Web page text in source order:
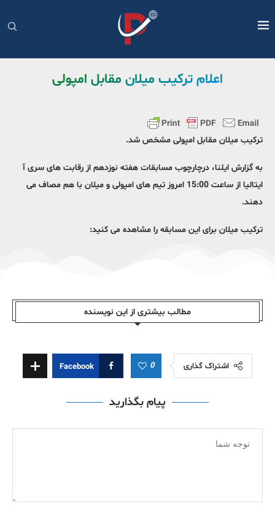
اعلام ترکیب میلان مقابل امپولی
ترکیب میلان مقابل امپولی مشخص شد.
به گزارش ایلنا، درچارچوب مسابقات هفته نوزدهم از رقابت های سری آ
ایتالیا از ساعت 15:00 امروز تیم های امپولی و میلان با هم مصاف می
دهند.
ترکیب میلان برای این مسابقه را مشاهده می کنید:
مطالب بیشتری از این نویسندە
اشتراک گذاری 0
Facebook
پیام بگذارید